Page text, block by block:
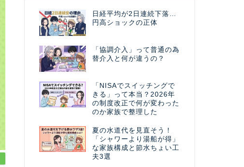
日経平均が2日連続下落…
円高ショックの正体
「協調介入」って普通の為
替介入と何が違うの？
「NISAでスイッチングで
きる」って本当？2026年
の制度改正で何が変わった
のか家族で整理した
夏の水道代を見直そう！
「シャワーより湯船が得」
な家族構成と節水ちょい工
夫3選